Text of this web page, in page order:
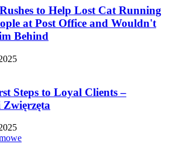
to Help Lost Cat Running
at Post Office and Wouldn't
Behind
Steps to Loyal Clients –